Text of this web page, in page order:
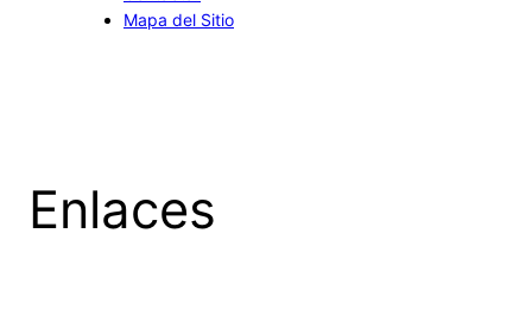
Mapa del Sitio
Enlaces